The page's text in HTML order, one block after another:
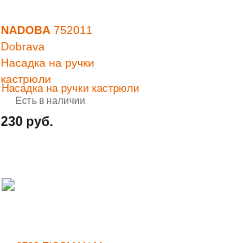
NADOBA 752011
Dobrava
Насадка на ручки
кастрюли
Есть в наличии
230 руб.